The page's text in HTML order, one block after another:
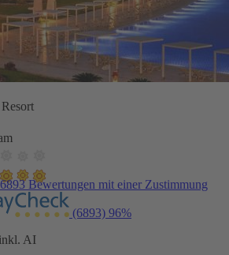
Bewertungen mit einer Zustimmung
(6893) 96%
AI